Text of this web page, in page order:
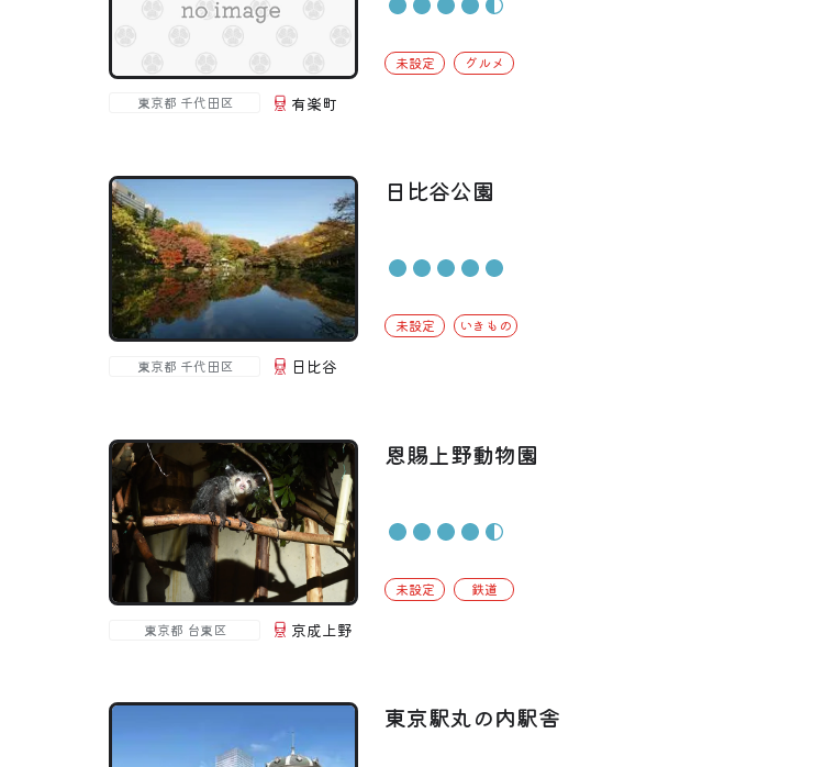
未設定 グルメ
東京都 千代田区 有楽町
日比谷公園
未設定 いきもの
東京都 千代田区 日比谷
恩賜上野動物園
未設定 鉄道
東京都 台東区 京成上野
東京駅丸の内駅舎